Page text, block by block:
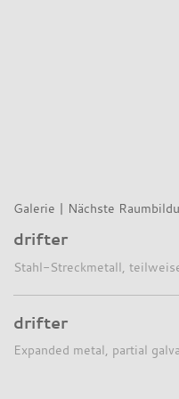
Galerie | Nächste
drifter
Stahl-Streckmetall,
drifter
Expanded metal, partial